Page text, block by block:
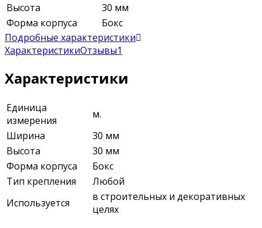
Высота
30 мм
Форма корпуса
Бокс
Подробные характеристики
ХарактеристикиОтзывы1
Характеристики
Единица
измерения
м.
Ширина
30 мм
Высота
30 мм
Форма корпуса
Бокс
Тип крепления
Любой
Используется
в строительных и декоративных
целях